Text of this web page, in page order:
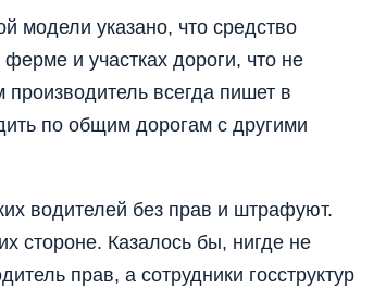
модели указано, что средство
и участках дороги, что не
всегда пишет в
по общим дорогам с другими
водителей без прав и штрафуют.
стороне. Казалось бы, нигде не
прав, а сотрудники госструктур